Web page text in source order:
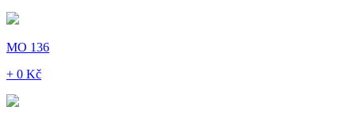
MO 136
+ 0 Kč